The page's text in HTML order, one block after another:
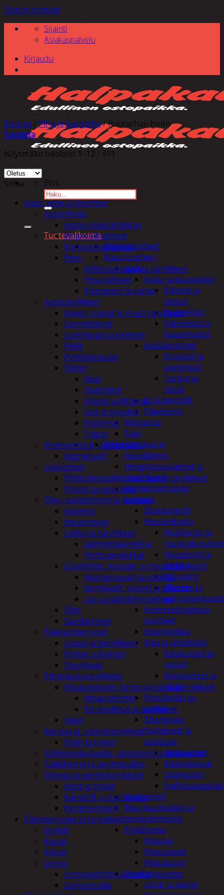
Skip to content
Sijainti
Asiakaspalvelu
Kirjaudu
Etsi:
Tuotevalikoima
Poistotuotteet
Kausituotteet
Joulu
Joulu- ja kausivalot
Eläimet ja
tontut
Kyntteliköt
Valoketjut ja
kuusenvalot
Joulukoristeet
Kranssit ja
asetelmat
Tontut ja
muut
Joulutekstiilit
Paketointi
Marjastus
Talvi
Päivittäistavarat
Apuvälineet
Hengityssuojaimet ja
desinfiointi
Henkilökohtainen
hygienia
Deodorantit
Hiustenhoito
Hiusharjat ja
Hiuspinnit ja
lenkit
Hiusvärit
Hiusten ja
Hammashygienia
tuotteet
Kosmetiikka
Käsi ja jalkahoito
Käsivoiteet ja
rasvat
Kynsisakset ja
viilat
Pesuharjat ja -
sienet
Shampoot,
hoitaineet ja
saippuat
Hoitoaineet
Käsisaippuat
Shampoot
Suihkusaippuat
Hyvinvointi
Muu kauneuden ja
terveydenhoito
Pyykinpesu
Kuivaus
Pesuaineet
Pesupussit
Siivous
Liinat ja sienet
Etusivu / Piha ja puutarha/Puutarhan hoito
Suodata
Näytetään tulokset 1–12 / 491
Selaa
Auto, vene ja moottori
Autonhoito
Auton sisäpuhdistus
ilmanraikastimet
Korjausmaalikynät
Pesu
Kiillotuskoneet ja tarvikkeet
Pesuvälineet
Shampoot ja vahat
Autotarvikkeet
Kalvot, matot ja muut tarvikkeet
Lämmittimet
Lumiharjat ja peitteet
Peilit
Pyyhkijänsulat
Sähkö
Akut
invertterit
Johdot ja liittimet
Lisä ja työvalot
Polttimot
Tulpat
Irtomoottorit, aggregaatit
Aggregaatit
Lisälaitteet
Polttoainesäiliöt, pumput ja tarvikkeet
Vinssit ja varusteet
Öljyt, suodattimet ja nesteet
Avaimet
Imupumput
Letkut ja tarvikkeet
Jäähdyttäjänletkut
Polttoaineletkut
Liuottimet, massat, ja muut kemikaalit
Alustamassat ja pakkelit
Kemikaalit, sprayt ja silikonit
Lasi ja jäähdytinnesteet
Öljyt
Suodattimet
Pakoputken osat
Laipat ja kiinnikkeet
Putket ja kulmat
Tarvikkeet
Perävaunutarvikkeet
Hinausköydet, kiristysliinat ja kiinnikkeet
Hinausköydet
Kiristysliinat ja tarvikkeet
Valot
Rengas ja -vannetarvikkeet
Pukit ja tunkit
Sähköpotkulaudat, skootterit ja ajoneuvot
Tukkikärryt ja juontopulkat
Veneet ja veneilytarvikkeet
Airot ja melat
Kanootit ja sup-laudat
Perämoottorit
Eläintenruoka ja tarvikkeet
Jyrsijät
Kissat
Koirat
Linnut
Linnunpöntöt ja ruokintalaudat
Linnunruoka